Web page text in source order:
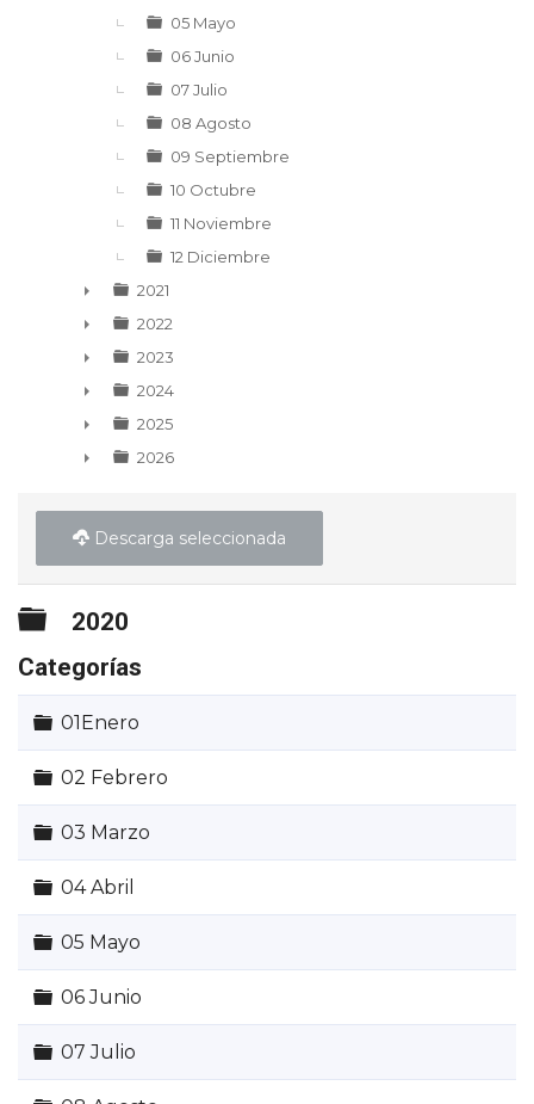
05 Mayo
06 Junio
07 Julio
08 Agosto
09 Septiembre
10 Octubre
11 Noviembre
12 Diciembre
►
2021
►
2022
►
2023
►
2024
►
2025
2026
Descarga seleccionada
Carpeta
2020
Categorías
Carpeta
01Enero
Carpeta
02 Febrero
Carpeta
03 Marzo
Carpeta
04 Abril
Carpeta
05 Mayo
Carpeta
06 Junio
Carpeta
07 Julio